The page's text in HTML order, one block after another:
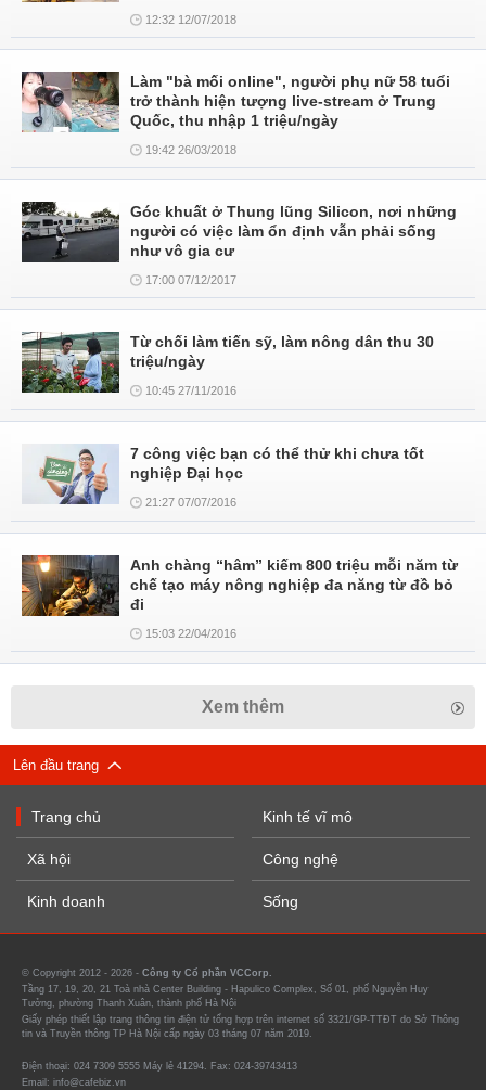
12:32 12/07/2018
Làm "bà mối online", người phụ nữ 58 tuổi
trở thành hiện tượng live-stream ở Trung
Quốc, thu nhập 1 triệu/ngày
19:42 26/03/2018
Góc khuất ở Thung lũng Silicon, nơi những
người có việc làm ổn định vẫn phải sống
như vô gia cư
17:00 07/12/2017
Từ chối làm tiến sỹ, làm nông dân thu 30
triệu/ngày
10:45 27/11/2016
7 công việc bạn có thể thử khi chưa tốt
nghiệp Đại học
21:27 07/07/2016
Anh chàng “hâm” kiếm 800 triệu mỗi năm từ
chế tạo máy nông nghiệp đa năng từ đồ bỏ
đi
15:03 22/04/2016
Xem thêm
Lên đầu trang
Trang chủ
Xã hội
Kinh doanh
Kinh tế vĩ mô
Công nghệ
Sống
© Copyright 2012 - 2026 - Công ty Cổ phần VCCorp.
Tầng 17, 19, 20, 21 Toà nhà Center Building - Hapulico Complex, Số 01, phố Nguyễn Huy
Tưởng, phường Thanh Xuân, thành phố Hà Nội
Giấy phép thiết lập trang thông tin điện tử tổng hợp trên internet số 3321/GP-TTĐT do Sở Thông
tin và Truyền thông TP Hà Nội cấp ngày 03 tháng 07 năm 2019.
Điện thoại: 024 7309 5555 Máy lẻ 41294. Fax: 024-39743413
Email: info@cafebiz.vn